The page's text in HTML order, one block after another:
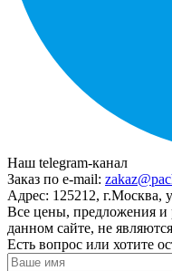
Наш telegram-канал
Заказ по e-mail:
Адрес: 125212, г.Москва,
Все цены, предложения
данном сайте, не
Есть вопрос или хотите